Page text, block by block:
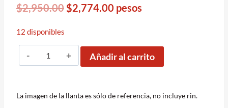
$2,950.00 Original
$2,950.00.
$2,774.00 Current
$2,774.00.
pesos
12 disponibles
P215/75R15
HANKOOK
ST
Añadir al carrito
La imagen de la llanta es sólo de referencia, no incluye rin.